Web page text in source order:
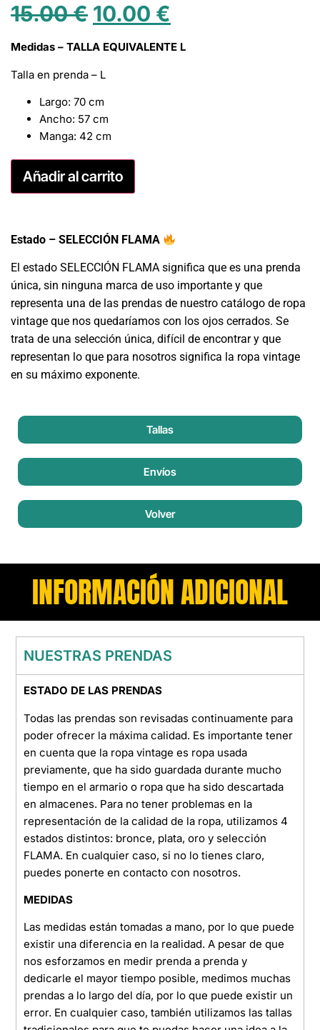
15.00€ 10.00 €
Medidas – TALLA EQUIVALENTE L
Talla en prenda – L
Largo: 70 cm
Ancho: 57 cm
Manga: 42 cm
Añadir al carrito
Estado – SELECCIÓN FLAMA
El estado SELECCIÓN FLAMA significa que es una prenda
única, sin ninguna marca de uso importante y que
representa una de las prendas de nuestro catálogo de ropa
vintage que nos quedaríamos con los ojos cerrados. Se
trata de una selección única, difícil de encontrar y que
representan lo que para nosotros significa la ropa vintage
en su máximo exponente.
Tallas
Envíos
Volver
INFORMACIÓN ADICIONAL
NUESTRAS PRENDAS
ESTADO DE LAS PRENDAS
Todas las prendas son revisadas continuamente para
poder ofrecer la máxima calidad. Es importante tener
en cuenta que la ropa vintage es ropa usada
previamente, que ha sido guardada durante mucho
tiempo en el armario o ropa que ha sido descartada
en almacenes. Para no tener problemas en la
representación de la calidad de la ropa, utilizamos 4
estados distintos: bronce, plata, oro y selección
FLAMA. En cualquier caso, si no lo tienes claro,
puedes ponerte en contacto con nosotros.
MEDIDAS
Las medidas están tomadas a mano, por lo que puede
existir una diferencia en la realidad. A pesar de que
nos esforzamos en medir prenda a prenda y
dedicarle el mayor tiempo posible, medimos muchas
prendas a lo largo del día, por lo que puede existir un
error. En cualquier caso, también utilizamos las tallas